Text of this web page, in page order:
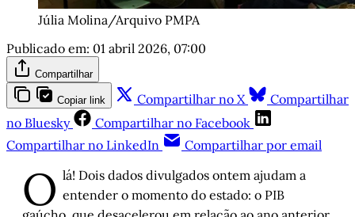
Júlia Molina/Arquivo PMPA
Publicado em: 01 abril 2026, 07:00
Compartilhar
Copiar link Compartilhar no X
Compartilhar
no Bluesky
Compartilhar no Facebook
Compartilhar no LinkedIn
Compartilhar por email
O lá! Dois dados divulgados ontem ajudam a
entender o momento do estado: o PIB